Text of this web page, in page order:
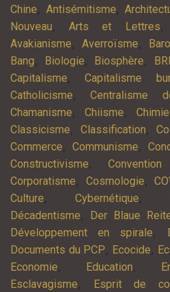
Chine, Antisémitisme,
Nouveau,Arts et Lettres,
Avakianisme,Averroïsme,
Bang, Biologie, Biosphère,
Capitalisme,Capitalisme
Catholicisme,Centralisme
Chamanisme, Chiisme, Chimie
Classicisme, Classification,
Commerce, Communisme,
Constructivisme,
Corporatisme, Cosmologie,
Culture, Cybernétique,
Décadentisme, Der Blaue
Développement en spirale,
Documents du PCP, Ecocide,
Economie, Education,
Esclavagisme, Esprit de